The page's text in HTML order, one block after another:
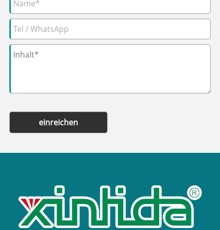
einreichen